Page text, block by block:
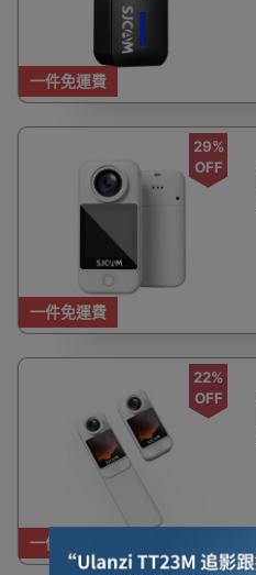
一件免運費
一件免運費
29%
OFF
一件免運費
22%
OFF